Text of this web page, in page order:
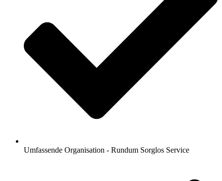
Umfassende Organisation - Rundum Sorglos Service